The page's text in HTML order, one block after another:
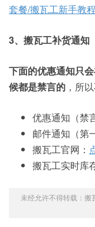
套餐/搬瓦工新手教
3、搬瓦工补货通知
下面的优惠通知只
候都是禁言的 ，所
优惠通知（禁
邮件通知（第
搬瓦工官网：
搬瓦工实时库
未经允许不得转载： 搬